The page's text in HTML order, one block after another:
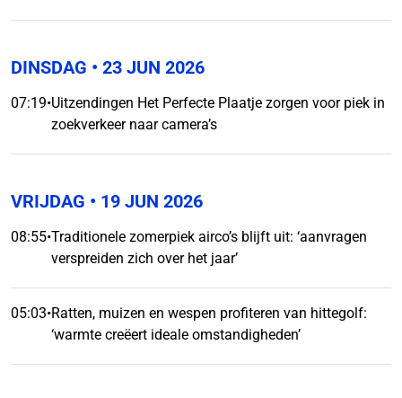
DINSDAG • 23 JUN 2026
07:19•Uitzendingen Het Perfecte Plaatje zorgen voor piek in
zoekverkeer naar camera’s
VRIJDAG • 19 JUN 2026
08:55•Traditionele zomerpiek airco’s blijft uit: ‘aanvragen
verspreiden zich over het jaar’
05:03•Ratten, muizen en wespen profiteren van hittegolf:
‘warmte creëert ideale omstandigheden’